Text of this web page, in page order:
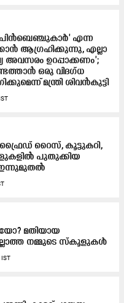
'പിൻബെഞ്ചുകാർ' എന്ന
ആഗ്രഹിക്കുന്നു, എല്ലാ
അവസരം ഉറപ്പാക്കണം';
ഒരു വിദഗ്ധ
മന്ത്രി ശിവൻകുട്ടി
ഫ്രൈഡ് റൈസ്, കൂട്ടുകറി,
പുതുക്കിയ
ഇന്നുമുതൽ
മതിയായ
നമ്മുടെ സ്കൂളുകൾ
IST